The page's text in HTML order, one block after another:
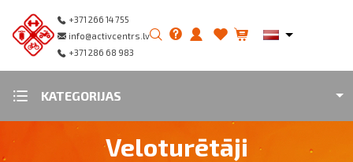
+371 266 14 755
info@activcentrs.lv
+371 286 68 983
KATEGORIJAS
Veloturētāji